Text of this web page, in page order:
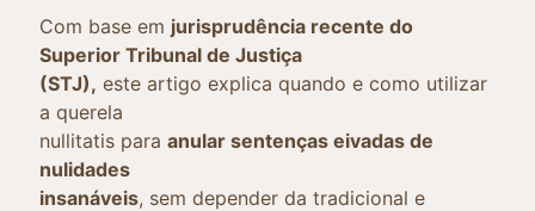
Com base em jurisprudência recente do
Superior Tribunal de Justiça
(STJ), este artigo explica quando e como utilizar
a querela
nullitatis para anular sentenças eivadas de
nulidades
insanáveis, sem depender da tradicional e